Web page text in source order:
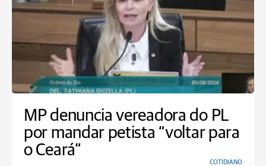
MP denuncia vereadora do PL
por mandar petista “voltar para
o Ceará”
COTIDIANO